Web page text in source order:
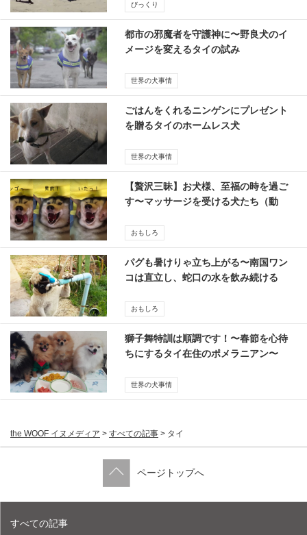
びっくり
都市の邪魔者を守護神に〜野良犬のイ
メージを変えるタイの試み
世界の犬事情
ごはんをくれるニンゲンにプレゼント
を贈るタイのホームレス犬
世界の犬事情
【贅沢三昧】お犬様、至福の時を過ご
す〜マッサージを受ける犬たち（動
おもしろ
パグも暑けりゃ立ち上がる〜南国ワン
コは直立し、蛇口の水を飲み続ける
おもしろ
獅子舞特訓は順調です！〜春節を心待
ちにするタイ在住のポメラニアン〜
世界の犬事情
the WOOF イヌメディア > すべての記事 > タイ
ページトップへ
すべての記事